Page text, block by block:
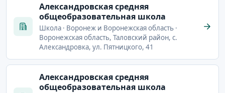
Александровская средняя
общеобразовательная школа
Школа · Воронеж и Воронежская область ·
Воронежская область, Таловский район, с.
Александровка, ул. Пятницкого, 41
Александровская средняя
общеобразовательная школа